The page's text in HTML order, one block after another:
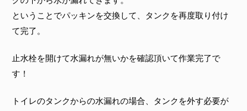
ということでパッキンを交換して、タンクを再度取り付け
て完了。
止水栓を開けて水漏れが無いかを確認頂いて作業完了で
す！
トイレのタンクからの水漏れの場合、タンクを外す必要が